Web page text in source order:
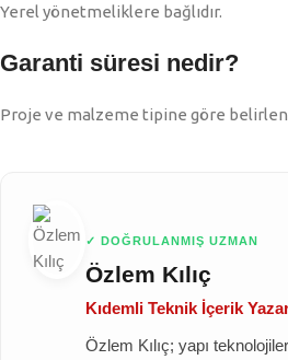
Yerel yönetmeliklere bağlıdır.
Garanti süresi nedir?
Proje ve malzeme tipine göre
✓ DOĞRULANMIŞ UZMAN
Özlem Kılıç
Kıdemli Teknik İçerik
Özlem Kılıç; yapı